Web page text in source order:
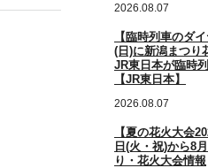
2026.08.07
【臨時列車のダ
(日)に新潟まつり
JR東日本が臨時
【JR東日本】
2026.08.07
【夏の花火大会
日(火・祝)から8
り・花火大会情報